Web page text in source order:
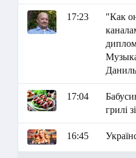
17:23
"Как
17:04
грилі
16:45